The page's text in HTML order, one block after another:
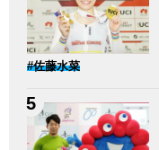
#佐藤水菜